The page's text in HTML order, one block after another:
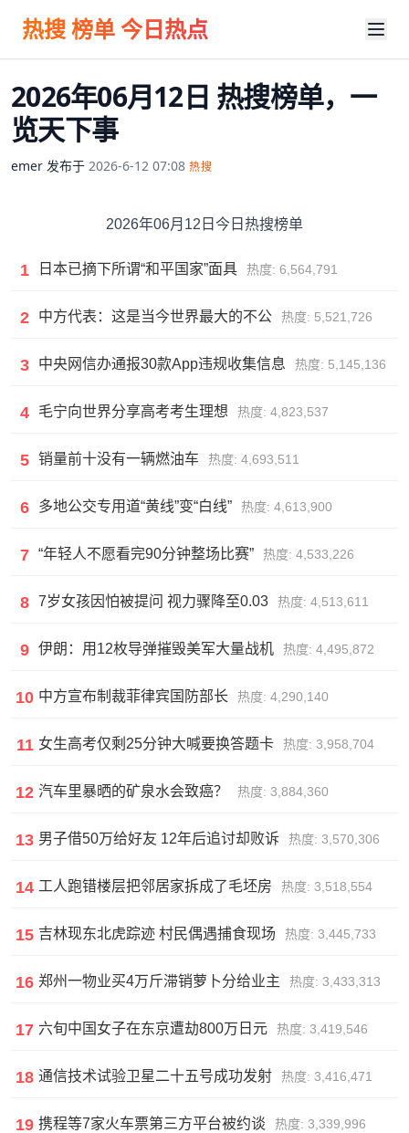
热搜 榜单 今日热点
2026年06月12日 热搜榜单，一
览天下事
emer 发布于 2026-6-12 07:08 热搜
2026年06月12日今日热搜榜单
1 日本已摘下所谓“和平国家”面具 热度: 6,564,791
2 中方代表：这是当今世界最大的不公 热度: 5,521,726
3 中央网信办通报30款App违规收集信息 热度: 5,145,136
4 毛宁向世界分享高考考生理想 热度: 4,823,537
5 销量前十没有一辆燃油车 热度: 4,693,511
6 多地公交专用道“黄线”变“白线” 热度: 4,613,900
7 “年轻人不愿看完90分钟整场比赛” 热度: 4,533,226
8 7岁女孩因怕被提问 视力骤降至0.03 热度: 4,513,611
9 伊朗：用12枚导弹摧毁美军大量战机 热度: 4,495,872
10 中方宣布制裁菲律宾国防部长 热度: 4,290,140
11 女生高考仅剩25分钟大喊要换答题卡 热度: 3,958,704
12 汽车里暴晒的矿泉水会致癌？ 热度: 3,884,360
13 男子借50万给好友 12年后追讨却败诉 热度: 3,570,306
14 工人跑错楼层把邻居家拆成了毛坯房 热度: 3,518,554
15 吉林现东北虎踪迹 村民偶遇捕食现场 热度: 3,445,733
16 郑州一物业买4万斤滞销萝卜分给业主 热度: 3,433,313
17 六旬中国女子在东京遭劫800万日元 热度: 3,419,546
18 通信技术试验卫星二十五号成功发射 热度: 3,416,471
19 携程等7家火车票第三方平台被约谈 热度: 3,339,996